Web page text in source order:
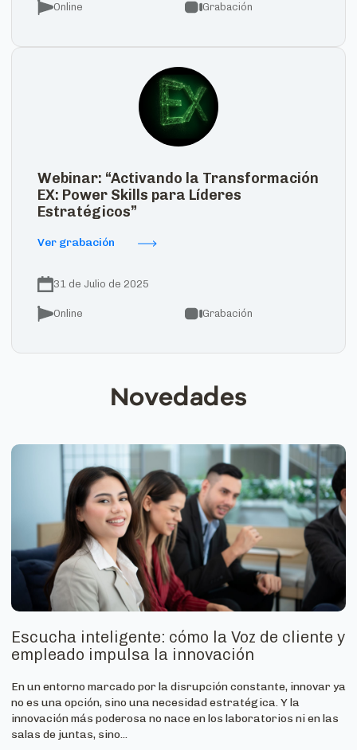
Online Grabación
Webinar: “Activando la Transformación
EX: Power Skills para Líderes
Estratégicos”
Ver grabación
31 de Julio de 2025
Online Grabación
Novedades
Escucha inteligente: cómo la Voz de cliente y
empleado impulsa la innovación
En un entorno marcado por la disrupción constante, innovar ya
no es una opción, sino una necesidad estratégica. Y la
innovación más poderosa no nace en los laboratorios ni en las
salas de juntas, sino...